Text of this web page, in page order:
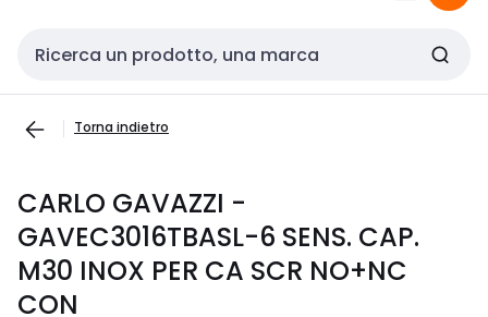
Cerca input
Torna indietro
CARLO GAVAZZI -
GAVEC3016TBASL-6 SENS. CAP.
M30 INOX PER CA SCR NO+NC
CON